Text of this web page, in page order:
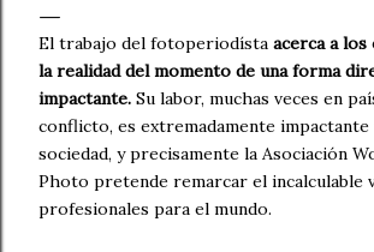
El trabajo del fotoperiodísta acerca a
la realidad del momento de una forma
impactante. Su labor, muchas veces en
conflicto, es extremadamente impactante
sociedad, y precisamente la Asociación
Photo pretende remarcar el incalculable
profesionales para el mundo.